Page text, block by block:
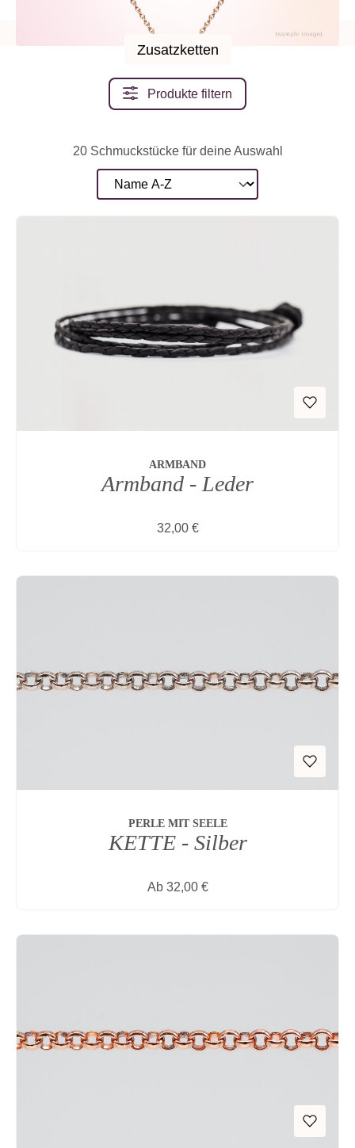
Perlen
Mini-Labor
Mini-Labor
Zusatzketten
Zusatzketten
Produkte filtern
20 Schmuckstücke für deine Auswahl
ARMBAND
Armband - Leder
Regulärer Preis:
32,00 €
PERLE MIT SEELE
KETTE - Silber
Regulärer Preis:
Ab 32,00 €